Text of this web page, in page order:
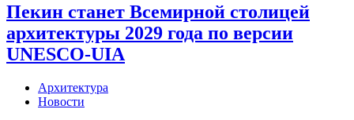
Пекин станет Всемирной столицей
архитектуры 2029 года по версии
UNESCO-UIA
Архитектура
Новости